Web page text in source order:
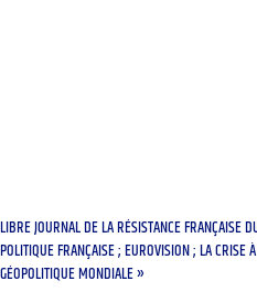
LIBRE JOURNAL DE LA RÉSISTANCE FRANÇAISE
POLITIQUE FRANÇAISE ; EUROVISION ; LA CRISE
GÉOPOLITIQUE MONDIALE »